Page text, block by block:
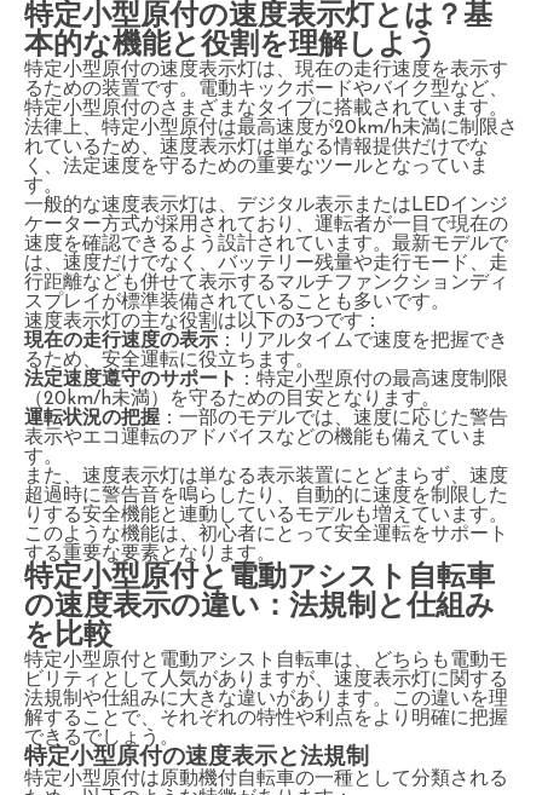
特定小型原付の速度表示灯とは？基
本的な機能と役割を理解しよう
特定小型原付の速度表示灯は、現在の走行速度を表示す
るための装置です。電動キックボードやバイク型など、
特定小型原付のさまざまなタイプに搭載されています。
法律上、特定小型原付は最高速度が20km/h未満に制限さ
れているため、速度表示灯は単なる情報提供だけでな
く、法定速度を守るための重要なツールとなっていま
す。
一般的な速度表示灯は、デジタル表示またはLEDインジ
ケーター方式が採用されており、運転者が一目で現在の
速度を確認できるよう設計されています。最新モデルで
は、速度だけでなく、バッテリー残量や走行モード、走
行距離なども併せて表示するマルチファンクションディ
スプレイが標準装備されていることも多いです。
速度表示灯の主な役割は以下の3つです：
現在の走行速度の表示 ：リアルタイムで速度を把握でき
るため、安全運転に役立ちます。
法定速度遵守のサポート
：特定小型原付の最高速度制限
（20km/h未満）を守るための目安となります。
運転状況の把握 ：一部のモデルでは、速度に応じた警告
表示やエコ運転のアドバイスなどの機能も備えていま
す。
また、速度表示灯は単なる表示装置にとどまらず、速度
超過時に警告音を鳴らしたり、自動的に速度を制限した
りする安全機能と連動しているモデルも増えています。
このような機能は、初心者にとって安全運転をサポート
する重要な要素となります。
特定小型原付と電動アシスト自転車
の速度表示の違い：法規制と仕組み
を比較
特定小型原付と電動アシスト自転車は、どちらも電動モ
ビリティとして人気がありますが、速度表示灯に関する
法規制や仕組みに大きな違いがあります。この違いを理
解することで、それぞれの特性や利点をより明確に把握
できるでしょう。
特定小型原付の速度表示と法規制
特定小型原付は原動機付自転車の一種として分類される